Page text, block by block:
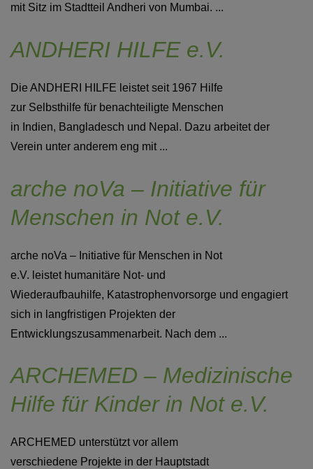
mit Sitz im Stadtteil Andheri von Mumbai. ...
ANDHERI HILFE e.V.
Die ANDHERI HILFE leistet seit 1967 Hilfe
zur Selbsthilfe für benachteiligte Menschen
in Indien, Bangladesch und Nepal. Dazu arbeitet der
Verein unter anderem eng mit ...
arche noVa – Initiative für
Menschen in Not e.V.
arche noVa – Initiative für Menschen in Not
e.V. leistet humanitäre Not- und
Wiederaufbauhilfe, Katastrophenvorsorge und engagiert
sich in langfristigen Projekten der
Entwicklungszusammenarbeit. Nach dem ...
ARCHEMED – Medizinische
Hilfe für Kinder in Not e.V.
ARCHEMED unterstützt vor allem
verschiedene Projekte in der Hauptstadt